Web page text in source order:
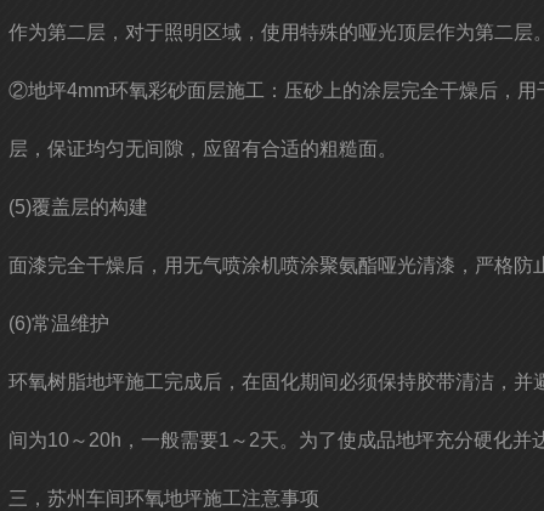
作为第二层，对于照明区域，使用特殊的哑光顶层作为第二
②地坪4mm环氧彩砂面层施工：压砂上的涂层完全干燥后，
层，保证均匀无间隙，应留有合适的粗糙面。
(5)覆盖层的构建
面漆完全干燥后，用无气喷涂机喷涂聚氨酯哑光清漆，严格
(6)常温维护
环氧树脂地坪施工完成后，在固化期间必须保持胶带清洁，
间为10～20h，一般需要1～2天。为了使成品地坪充分硬化
三，苏州车间环氧地坪施工注意事项